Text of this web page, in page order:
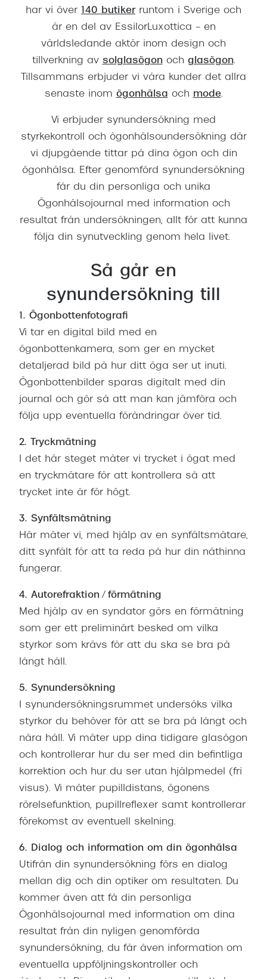
har vi över 140 butikerruntom i Sverige och
är en del av EssilorLuxottica – en
världsledande aktör inom design och
tillverkning av solglasögonoch glasögon.
Tillsammans erbjuder vi våra kunder det allra
senaste inom ögonhälsa och mode.
Vi erbjuder synundersökning med
styrkekontroll och ögonhälsoundersökning där
vi djupgående tittar på dina ögon och din
ögonhälsa. Efter genomförd synundersökning
får du din personliga och unika
Ögonhälsojournal med information och
resultat från undersökningen, allt för att kunna
följa din synutveckling genom hela livet.
Så går en
synundersökning till
1. Ögonbottenfotografi
Vi tar en digital bild med en
ögonbottenkamera, som ger en mycket
detaljerad bild på hur ditt öga ser ut inuti.
Ögonbottenbilder sparas digitalt med din
journal och gör så att man kan jämföra och
följa upp eventuella förändringar över tid.
2. Tryckmätning
I det här steget mäter vi trycket i ögat med
en tryckmätare för att kontrollera så att
trycket inte är för högt.
3. Synfältsmätning
Här mäter vi, med hjälp av en synfältsmätare,
ditt synfält för att ta reda på hur din näthinna
fungerar.
4. Autorefraktion / förmätning
Med hjälp av en syndator görs en förmätning
som ger ett preliminärt besked om vilka
styrkor som krävs för att du ska se bra på
långt håll.
5. Synundersökning
I synundersökningsrummet undersöks vilka
styrkor du behöver för att se bra på långt och
nära håll. Vi mäter upp dina tidigare glasögon
och kontrollerar hur du ser med din befintliga
korrektion och hur du ser utan hjälpmedel (fri
visus). Vi mäter pupilldistans, ögonens
rörelsefunktion, pupillreflexer samt kontrollerar
förekomst av eventuell skelning.
6. Dialog och information om din ögonhälsa
Utifrån din synundersökning förs en dialog
mellan dig och din optiker om resultaten. Du
kommer även att få din personliga
Ögonhälsojournal med information om dina
resultat från din nyligen genomförda
synundersökning, du får även information om
eventuella uppföljningskontroller och